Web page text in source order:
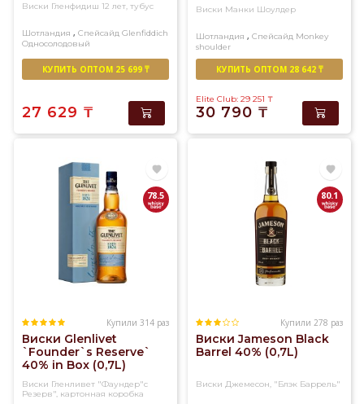
Виски Гленфидиш 12 лет, тубус
Шотландия , Спейсайд Glenfiddich
Односолодовый
КУПИТЬ ОПТОМ 25 699 ₸
27 629 ₸
Виски Манки Шоулдер
Шотландия , Спейсайд Monkey
shoulder
Купажированный солод
КУПИТЬ ОПТОМ 28 642 ₸
Elite Club: 29 251 ₸
30 790 ₸
78.5
Купили 314 раз
Виски Glenlivet
`Founder`s Reserve`
40% in Box (0,7L)
Виски Гленливет "Фаундер"с
Резерв", картонная коробка
80.1
Купили 278 раз
Виски Jameson Black
Barrel 40% (0,7L)
Виски Джемесон, "Блэк Баррель"